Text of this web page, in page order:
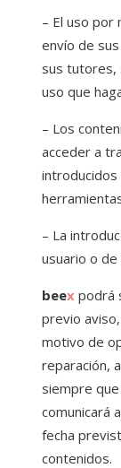
– El uso por
envío de
sus tutores,
uso que
– Los
acceder a
– La
usuario o
beexpodrá
previo
motivo de
reparación,
siempre
comunicará
fecha
contenidos.